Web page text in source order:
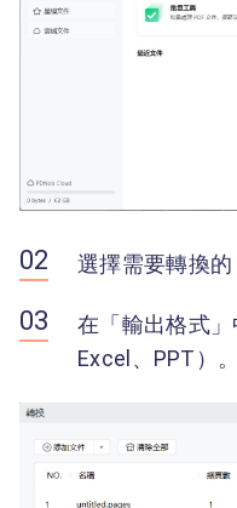
選擇需要轉換的
在「輸出格式」
Excel、PPT）。